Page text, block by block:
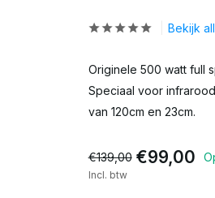
Bekijk
Originele 500 watt full
Speciaal voor
van 120cm en 23cm.
€139,00 €99,00
Incl. btw